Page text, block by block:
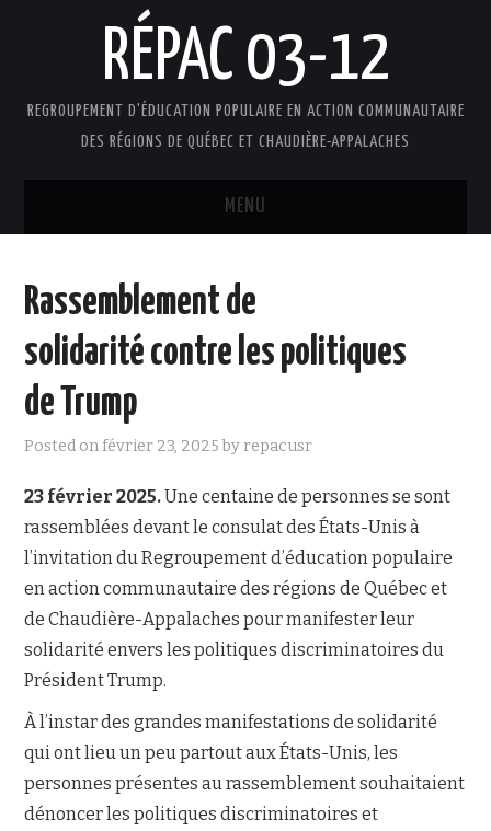
RÉPAC 03-12
REGROUPEMENT D'ÉDUCATION POPULAIRE EN ACTION COMMUNAUTAIRE
DES RÉGIONS DE QUÉBEC ET CHAUDIÈRE-APPALACHES
MENU
PRÉSENTATION
DOCUMENTS
FAIRE UN DON !
Rassemblement de
solidarité contre les politiques
de Trump
Posted onfévrier 23, 2025 byrepacusr
23 février 2025.Une centaine de personnes se sont
rassemblées devant le consulat des États-Unis à
l’invitation du Regroupement d’éducation populaire
en action communautaire des régions de Québec et
de Chaudière-Appalaches pour manifester leur
solidarité envers les politiques discriminatoires du
Président Trump.
À l’instar des grandes manifestations de solidarité
qui ont lieu un peu partout aux États-Unis, les
personnes présentes au rassemblement souhaitaient
dénoncer les politiques discriminatoires et